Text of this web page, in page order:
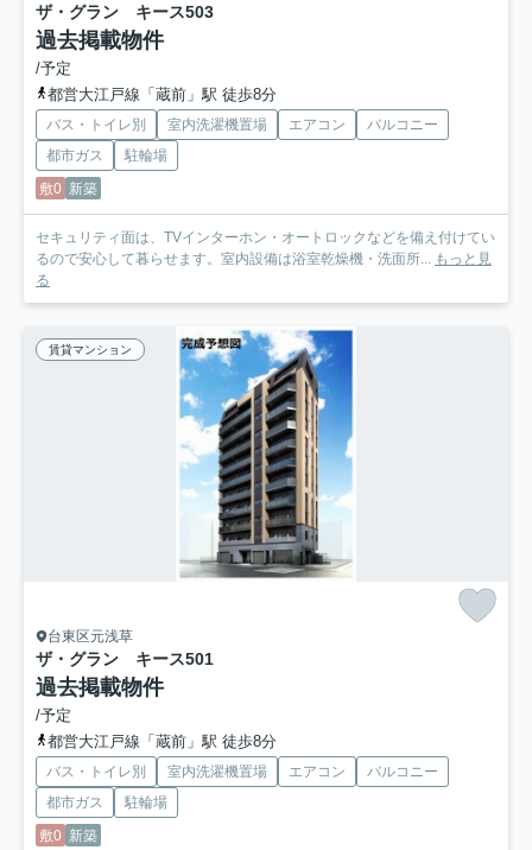
ザ・グラン キース503
過去掲載物件
/予定
都営大江戸線「蔵前」駅 徒歩8分
バス・トイレ別 室内洗濯機置場 エアコン
バルコニー
都市ガス
駐輪場
敷0 新築
セキュリティ面は、TVインターホン・オートロックなどを備え付けてい
るので安心して暮らせます。室内設備は浴室乾燥機・洗面所...
もっと見
る
賃貸マンション
台東区元浅草
ザ・グラン キース501
過去掲載物件
/予定
都営大江戸線「蔵前」駅 徒歩8分
バス・トイレ別 室内洗濯機置場 エアコン
バルコニー
都市ガス
駐輪場
敷0 新築